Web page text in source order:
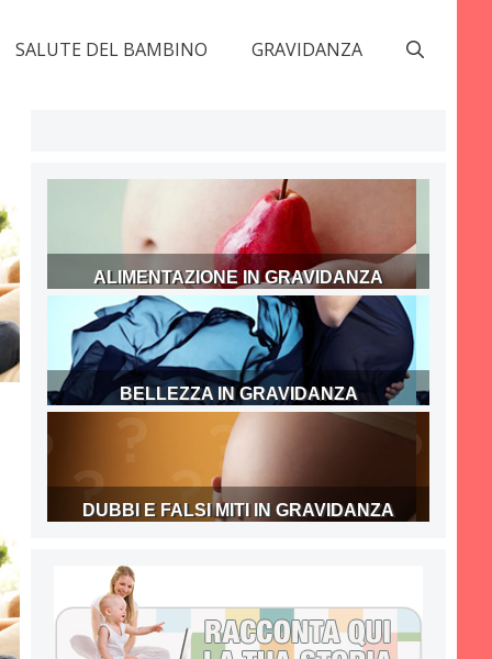
SALUTE DEL BAMBINO GRAVIDANZA
ALIMENTAZIONE IN GRAVIDANZA
BELLEZZA IN GRAVIDANZA
DUBBI E FALSI MITI IN GRAVIDANZA